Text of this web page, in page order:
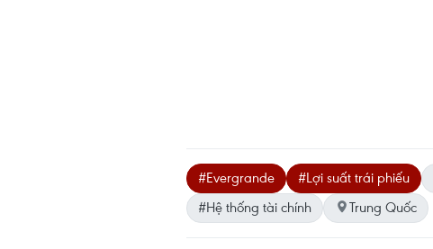
#Evergrande #Lợi suất trái phiếu
#Hệ thống tài chính
Trung Quốc